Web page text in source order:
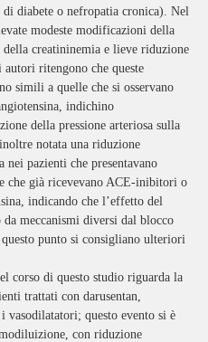
diabete o nefropatia cronica). Nel
modeste modificazioni della
creatininemia e lieve riduzione
ritengono che queste
simili a quelle che si osservano
indichino
della pressione arteriosa sulla
notata una riduzione
nei pazienti che presentavano
che già ricevevano ACE-inibitori o
indicando che l’effetto del
da meccanismi diversi dal blocco
punto si consigliano ulteriori
corso di questo studio riguarda la
trattati con darusentan,
vasodilatatori; questo evento si è
con riduzione